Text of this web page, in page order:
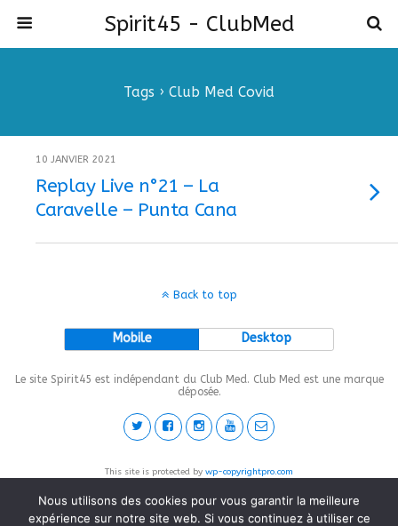
Spirit45 - ClubMed
Tags › Club Med Covid
10 JANVIER 2021
Replay Live n°21 – La
Caravelle – Punta Cana
Back to top
Mobile Desktop
Le site Spirit45 est indépendant du Club Med. Club Med est une marque
déposée.
This site is protected by wp-copyrightpro.com
Nous utilisons des cookies pour vous garantir la meilleure
expérience sur notre site web. Si vous continuez à utiliser ce